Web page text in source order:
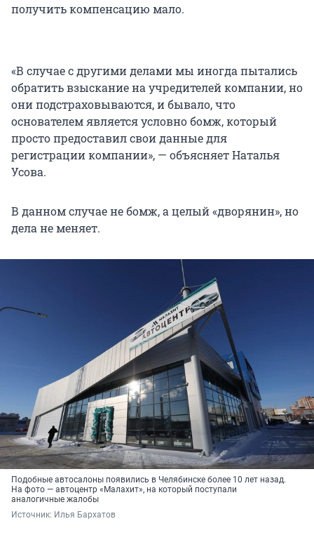
получить компенсацию мало.
«В случае с другими делами мы иногда пытались
обратить взыскание на учредителей компании, но
они подстраховываются, и бывало, что
основателем является условно бомж, который
просто предоставил свои данные для
регистрации компании», — объясняет Наталья
Усова.
В данном случае не бомж, а целый «дворянин», но
дела не меняет.
Подобные автосалоны появились в Челябинске более 10 лет назад.
На фото — автоцентр «Малахит», на который поступали
аналогичные жалобы
Источник: Илья Бархатов